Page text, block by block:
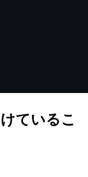
ているこ